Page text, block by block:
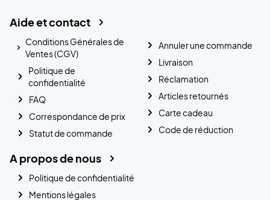
Aide et contact
Conditions Générales de
Ventes (CGV)
Politique de
confidentialité
FAQ
Correspondance de prix
Statut de commande
Annuler une commande
Livraison
Réclamation
Articles retournés
Carte cadeau
Code de réduction
A propos de nous
Politique de confidentialité
Mentions légales